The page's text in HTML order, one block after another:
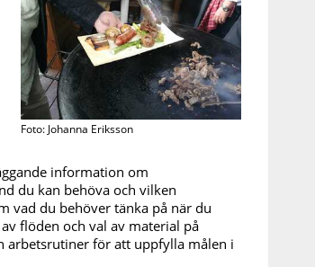
Foto: Johanna Eriksson
information om
du kan behöva och vilken
vad du behöver tänka på när du
flöden och val av material på
arbetsrutiner för att uppfylla målen i